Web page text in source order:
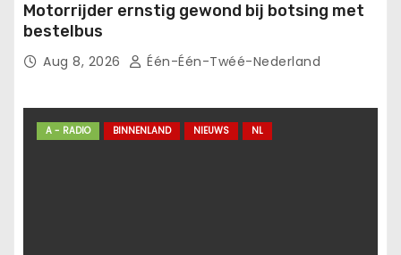
Motorrijder ernstig gewond bij botsing met
bestelbus
Aug 8, 2026 Één-Één-Twéé-Nederland
A - RADIO BINNENLAND NIEUWS NL